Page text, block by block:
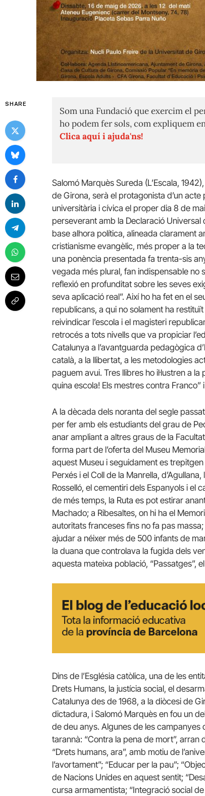
SHARE
Som una Fundació que exercim el
ho podem fer sols, com expliquem
Clica aquí i ajuda'ns!
Salomó Marquès Sureda (L’Escala,
de Girona, serà el protagonista d’un
universitària i cívica el proper dia 8 de
perseverant amb la Declaració
base alhora política, alineada clarament
cristianisme evangèlic, més proper a la
una ponència presentada fa trenta-sis
vegada més plural, fan indispensable no
reflexió en profunditat sobre les seves
seva aplicació real”. Així ho ha fet en el
republicans, a qui no solament ha
reivindicar l’escola i el magisteri
retrocés a tots nivells que va propiciar
Catalunya a l’avantguarda pedagògica
català, a la llibertat, a les metodologies
paguem avui. Tres llibres ho il·lustren a
quina escola! Els mestres contra Franco”
A la dècada dels noranta del segle
per fer amb els estudiants del grau de
anar ampliant a altres graus de la
forma part de l’oferta del Museu
aquest Museu i seguidament es
Perxés i el Coll de la Manrella,
Rosselló, el cementiri dels Espanyols i el
de més temps, la Ruta es pot estirar
Machado; a Ribesaltes, on hi ha el
autoritats franceses fins no fa pas
ajudar a néixer més de 500 infants de
la duana que controlava la fugida dels
aquesta mateixa població, “Passatges”,
Dins de l’Església catòlica, una de les
Drets Humans, la justícia social, el
Catalunya des de 1968, a la diòcesi de
dictadura, i Salomó Marquès en fou un
de deu anys. Algunes de les
tarannà: “Contra la pena de mort”,
“Drets humans, ara”, amb motiu de
l’avortament”; “Educar per la pau”;
de Nacions Unides en aquest sentit;
cursa armamentista; “Integració social